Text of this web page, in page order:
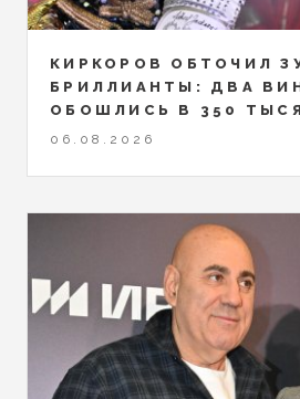
КИРКОРОВ ОБТОЧИЛ
БРИЛЛИАНТЫ: ДВА
ОБОШЛИСЬ В 350
06.08.2026